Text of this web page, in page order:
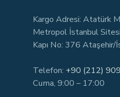
Kargo Adresi: Atatürk
Metropol İstanbul
Kapı No: 376 Ataşehir/
Telefon: +90 (212)
Cuma, 9:00 – 17:00